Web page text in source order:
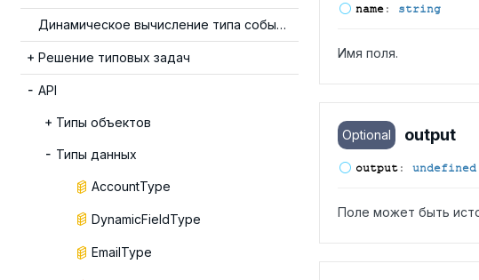
Динамическое вычисление типа события
Решение типовых задач
API
Типы объектов
Типы данных
AccountType
DynamicFieldType
EmailType
name: string
Имя поля.
Optional output
output: undefined
Поле может быть